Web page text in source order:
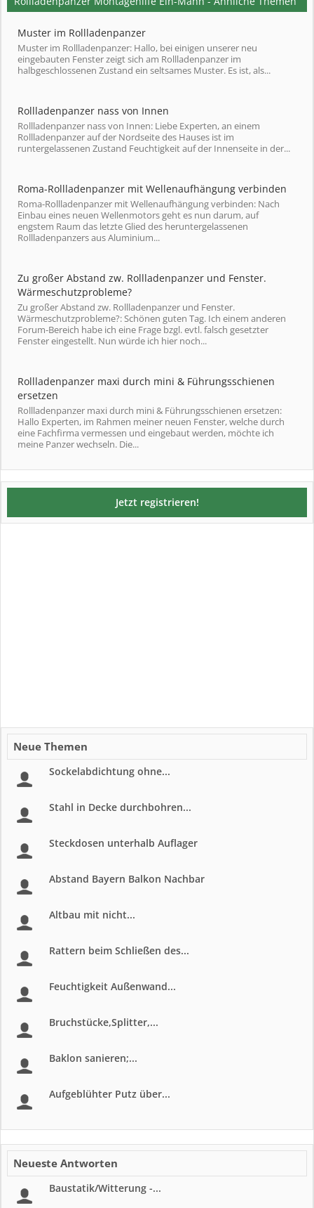
Muster im Rollladenpanzer
Muster im Rollladenpanzer: Hallo, bei einigen unserer neu
eingebauten Fenster zeigt sich am Rollladenpanzer im
halbgeschlossenen Zustand ein seltsames Muster. Es ist, als...
Rollladenpanzer nass von Innen
Rollladenpanzer nass von Innen: Liebe Experten, an einem
Rollladenpanzer auf der Nordseite des Hauses ist im
runtergelassenen Zustand Feuchtigkeit auf der Innenseite in der...
Roma-Rollladenpanzer mit Wellenaufhängung verbinden
Roma-Rollladenpanzer mit Wellenaufhängung verbinden: Nach
Einbau eines neuen Wellenmotors geht es nun darum, auf
engstem Raum das letzte Glied des heruntergelassenen
Rollladenpanzers aus Aluminium...
Zu großer Abstand zw. Rollladenpanzer und Fenster.
Wärmeschutzprobleme?
Zu großer Abstand zw. Rollladenpanzer und Fenster.
Wärmeschutzprobleme?: Schönen guten Tag. Ich einem anderen
Forum-Bereich habe ich eine Frage bzgl. evtl. falsch gesetzter
Fenster eingestellt. Nun würde ich hier noch...
Rollladenpanzer maxi durch mini & Führungsschienen
ersetzen
Rollladenpanzer maxi durch mini & Führungsschienen ersetzen:
Hallo Experten, im Rahmen meiner neuen Fenster, welche durch
eine Fachfirma vermessen und eingebaut werden, möchte ich
meine Panzer wechseln. Die...
Jetzt registrieren!
Neue Themen
Sockelabdichtung ohne...
Stahl in Decke durchbohren...
Steckdosen unterhalb Auflager
Abstand Bayern Balkon Nachbar
Altbau mit nicht...
Rattern beim Schließen des...
Feuchtigkeit Außenwand...
Bruchstücke,Splitter,...
Baklon sanieren;...
Aufgeblühter Putz über...
Neueste Antworten
Baustatik/Witterung -...